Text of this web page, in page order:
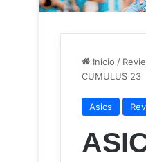
Inicio /
CUMULUS 23
Asics